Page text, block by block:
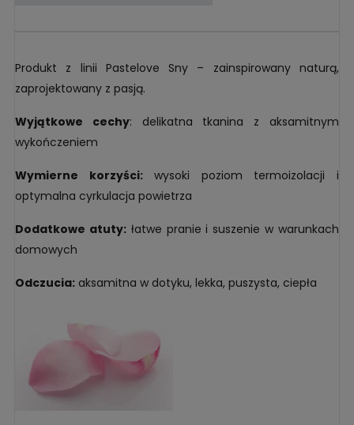
Produkt z linii Pastelove Sny – zainspirowany naturą,
zaprojektowany z pasją.
Wyjątkowe cechy: delikatna tkanina z aksamitnym
wykończeniem
Wymierne korzyści:wysoki poziom termoizolacji i
optymalna cyrkulacja powietrza
Dodatkowe atuty:łatwe pranie i suszenie w warunkach
domowych
Odczucia: aksamitna w dotyku, lekka, puszysta, ciepła